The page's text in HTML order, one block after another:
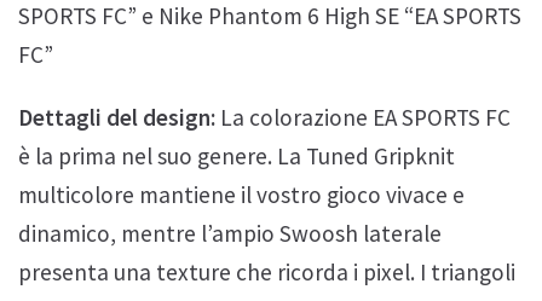
SPORTS FC” e Nike Phantom 6 High SE “EA SPORTS
FC”
Dettagli del design: La colorazione EA SPORTS FC
è la prima nel suo genere. La Tuned Gripknit
multicolore mantiene il vostro gioco vivace e
dinamico, mentre l’ampio Swoosh laterale
presenta una texture che ricorda i pixel. I triangoli